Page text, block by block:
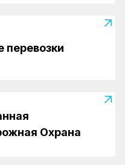
перевозки
Охрана